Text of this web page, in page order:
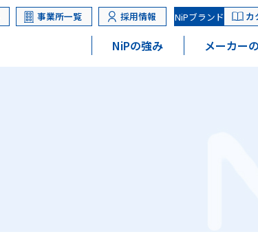
事業所一覧 採用情報 NiPブランド カ
NiPの強み メーカー